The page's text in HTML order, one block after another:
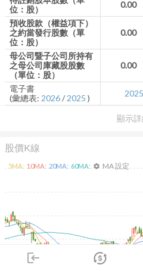
login
市場
顯示詳
位：股）
0.00
預收股款（權益項下）
之約當發行股數（單
位：股）
0.00
母公司暨子公司所持有
之母公司庫藏股股數
（單位：股）
0.00
電子書
(彙總表: 2026/ 2025 )
股價K線
5MA: 10MA: 20MA: 60MA: settings MA 設定